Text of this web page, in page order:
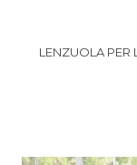
LENZUOLA PER